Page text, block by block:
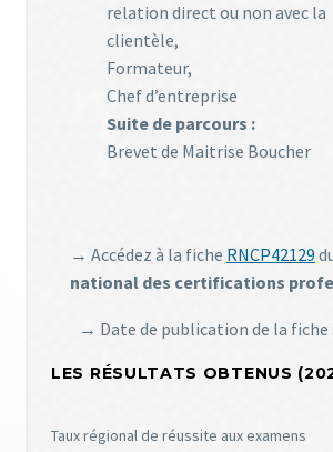
relation direct ou non avec la
clientèle,
Formateur,
Chef d’entreprise
Suite de parcours :
Brevet de Maitrise Boucher
→ Accédez à la fiche RNCP42129
national des certifications
→ Date de publication de la fiche :
LES RÉSULTATS OBTENUS
Taux régional de réussite aux examens